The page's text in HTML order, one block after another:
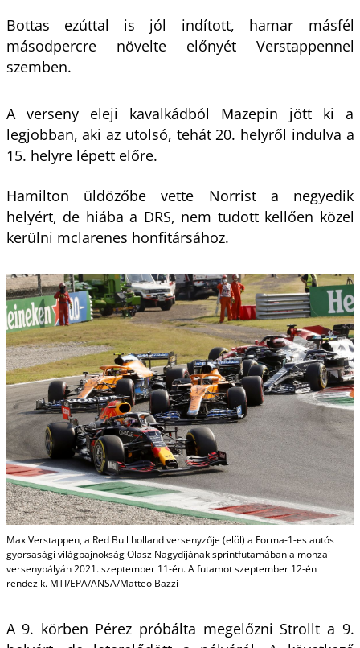
Bottas ezúttal is jól indított, hamar másfél
másodpercre növelte előnyét Verstappennel
szemben.
A verseny eleji kavalkádból Mazepin jött ki a
legjobban, aki az utolsó, tehát 20. helyről indulva a
15. helyre lépett előre.
Hamilton üldözőbe vette Norrist a negyedik
helyért, de hiába a DRS, nem tudott kellően közel
kerülni mclarenes honfitársához.
Max Verstappen, a Red Bull holland versenyzője (elöl) a Forma-1-es autós
gyorsasági világbajnokság Olasz Nagydíjának sprintfutamában a monzai
versenypályán 2021. szeptember 11-én. A futamot szeptember 12-én
rendezik. MTI/EPA/ANSA/Matteo Bazzi
A 9. körben Pérez próbálta megelőzni Strollt a 9.